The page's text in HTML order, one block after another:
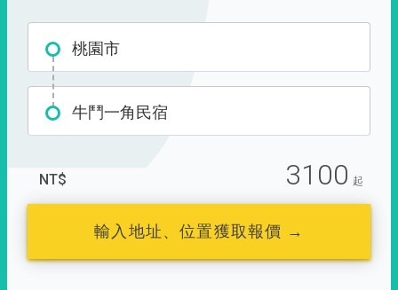
桃園市
牛鬥一角民宿
NT$ 3100 起
輸入地址、位置獲取報價 →